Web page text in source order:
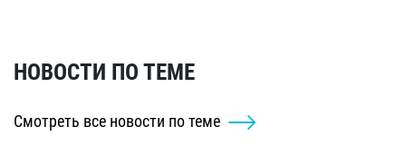
НОВОСТИ ПО ТЕМЕ
Смотреть все новости по теме